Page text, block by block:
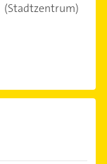
(Stadtzentrum)